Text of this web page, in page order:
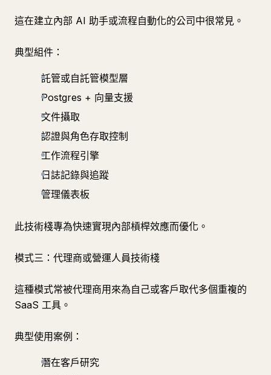
這在建立內部 AI 助手或流程自動化的公司中很常見。
典型組件：
託管或自託管模型層
Postgres + 向量支援
文件攝取
認證與角色存取控制
工作流程引擎
日誌記錄與追蹤
管理儀表板
此技術棧專為快速實現內部槓桿效應而優化。
模式三：代理商或營運人員技術棧
這種模式常被代理商用來為自己或客戶取代多個重複的
SaaS 工具。
典型使用案例：
潛在客戶研究